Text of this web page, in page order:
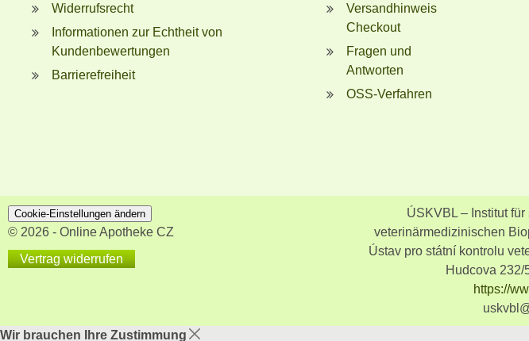
Widerrufsrecht
Informationen zur Echtheit von
Kundenbewertungen
Barrierefreiheit
Versandhinweis
Checkout
Fragen und
Antworten
OSS-Verfahren
Cookie-Einstellungen ändern
© 2026 - Online Apotheke CZ
Vertrag widerrufen
ÚSKVBL – Institut
veterinärmedizinischen
Ústav pro státní kontrolu
Hudcova 232/
https://
Wir brauchen Ihre Zustimmung